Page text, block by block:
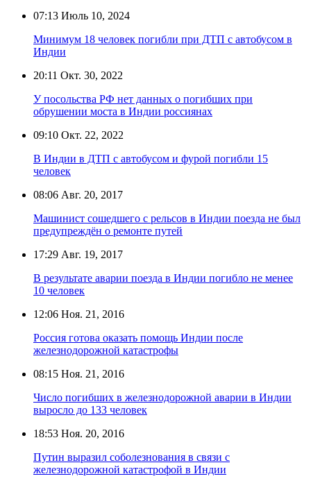
07:13 Июль 10, 2024
Минимум 18 человек погибли при ДТП с автобусом в
Индии
20:11 Окт. 30, 2022
У посольства РФ нет данных о погибших при
обрушении моста в Индии россиянах
09:10 Окт. 22, 2022
В Индии в ДТП с автобусом и фурой погибли 15
человек
08:06 Авг. 20, 2017
Машинист сошедшего с рельсов в Индии поезда не был
предупреждён о ремонте путей
17:29 Авг. 19, 2017
В результате аварии поезда в Индии погибло не менее
10 человек
12:06 Ноя. 21, 2016
Россия готова оказать помощь Индии после
железнодорожной катастрофы
08:15 Ноя. 21, 2016
Число погибших в железнодорожной аварии в Индии
выросло до 133 человек
18:53 Ноя. 20, 2016
Путин выразил соболезнования в связи с
железнодорожной катастрофой в Индии